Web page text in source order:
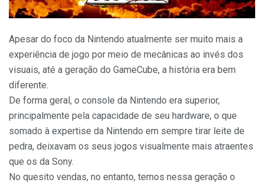
Apesar do foco da Nintendo atualmente ser muito mais a
experiência de jogo por meio de mecânicas ao invés dos
visuais, até a geração do GameCube, a história era bem
diferente.
De forma geral, o console da Nintendo era superior,
principalmente pela capacidade de seu hardware, o que
somado à expertise da Nintendo em sempre tirar leite de
pedra, deixavam os seus jogos visualmente mais atraentes
que os da Sony.
No quesito vendas, no entanto, temos nessa geração o